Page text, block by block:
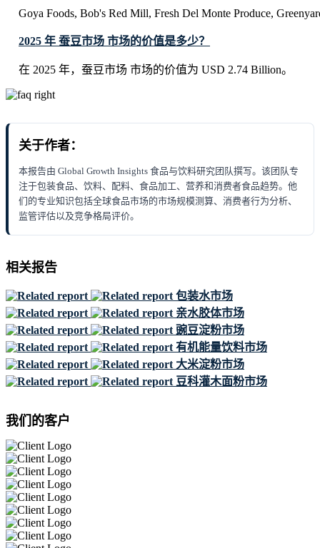
Goya Foods, Bob's Red Mill, Fresh Del Monte Produce,
2025 年 蚕豆市场 市场的价值是多少？
在 2025 年，蚕豆市场 市场的价值为 USD 2.74 Billion。
关于作者：
本报告由 Global Growth Insights 食品与饮料研究团队撰写。该团队专
注于包装食品、饮料、配料、食品加工、营养和消费者食品趋势。他
们的专业知识包括全球食品市场的市场规模测算、消费者行为分析、
监管评估以及竞争格局评价。
相关报告
包装水市场
亲水胶体市场
豌豆淀粉市场
有机能量饮料市场
大米淀粉市场
豆科灌木面粉市场
我们的客户